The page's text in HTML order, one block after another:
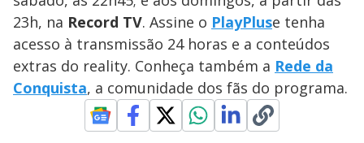
V
i
u
d
o
23h, na Record TV. Assine o PlayPluse tenha
acesso à transmissão 24 horas e a conteúdos
extras do reality. Conheça também a Rede da
Conquista, a comunidade dos fãs do programa.